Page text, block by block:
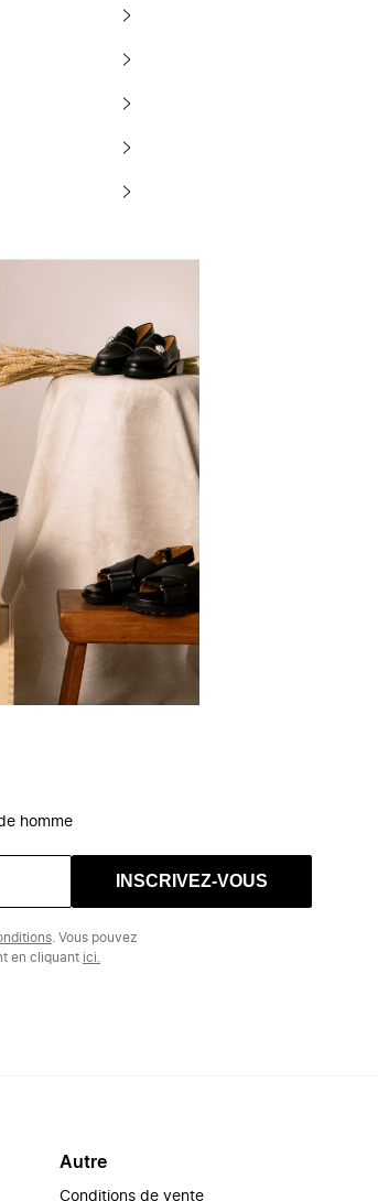
homme
INSCRIVEZ-VOUS
. Vous pouvez
en cliquant ici.
Autre
Conditions de vente